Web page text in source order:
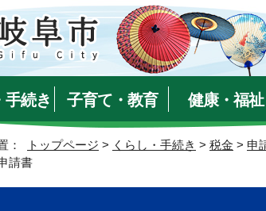
手続き 子育て・教育 健康・福祉
： トップページ > くらし・手続き > 税金 > 申
請書